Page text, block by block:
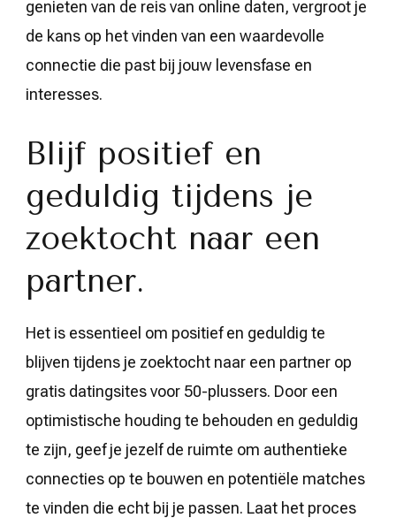
genieten van de reis van online daten, vergroot je
de kans op het vinden van een waardevolle
connectie die past bij jouw levensfase en
interesses.
Blijf positief en
geduldig tijdens je
zoektocht naar een
partner.
Het is essentieel om positief en geduldig te
blijven tijdens je zoektocht naar een partner op
gratis datingsites voor 50-plussers. Door een
optimistische houding te behouden en geduldig
te zijn, geef je jezelf de ruimte om authentieke
connecties op te bouwen en potentiële matches
te vinden die echt bij je passen. Laat het proces